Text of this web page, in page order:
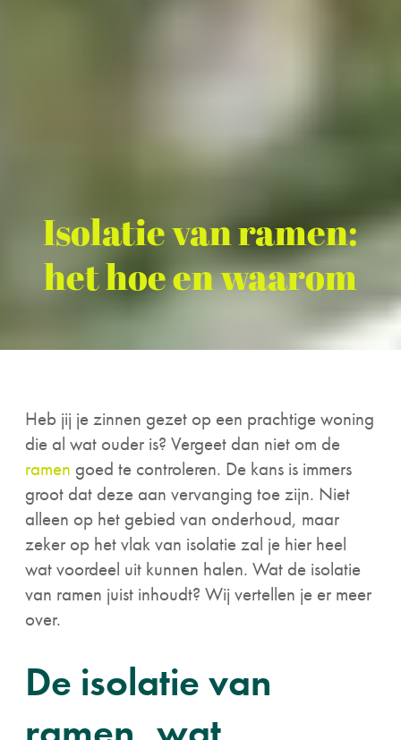
Isolatie van ramen:
het hoe en waarom
Heb jij je zinnen gezet op een prachtige woning
die al wat ouder is? Vergeet dan niet om de
ramen goed te controleren. De kans is immers
groot dat deze aan vervanging toe zijn. Niet
alleen op het gebied van onderhoud, maar
zeker op het vlak van isolatie zal je hier heel
wat voordeel uit kunnen halen. Wat de isolatie
van ramen juist inhoudt? Wij vertellen je er meer
over.
De isolatie van